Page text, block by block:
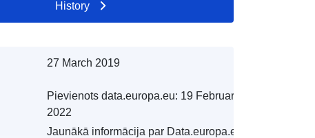
History
27 March 2019
Pievienots data.europa.eu: 19 February
2022
Jaunākā informācija par Data.europa.eu: